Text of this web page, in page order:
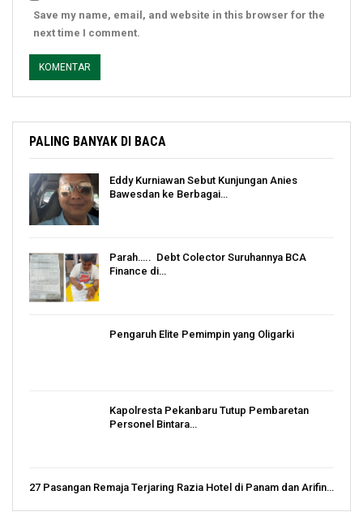
Save my name, email, and website in this browser for the
next time I comment.
PALING BANYAK DI BACA
Eddy Kurniawan Sebut Kunjungan Anies
Bawesdan ke Berbagai…
Parah….. Debt Colector Suruhannya BCA
Finance di…
Pengaruh Elite Pemimpin yang Oligarki
Kapolresta Pekanbaru Tutup Pembaretan
Personel Bintara…
27 Pasangan Remaja Terjaring Razia Hotel di Panam dan Arifin…